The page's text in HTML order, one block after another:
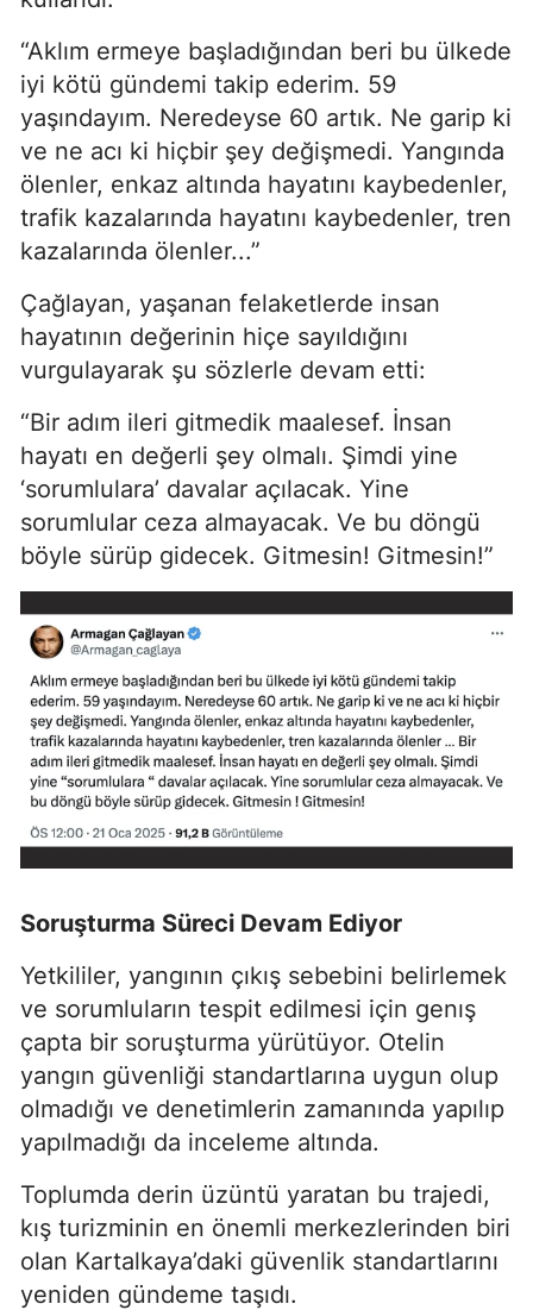
“Aklım ermeye başladığından beri bu ülkede
iyi kötü gündemi takip ederim. 59
yaşındayım. Neredeyse 60 artık. Ne garip ki
ve ne acı ki hiçbir şey değişmedi. Yangında
ölenler, enkaz altında hayatını kaybedenler,
trafik kazalarında hayatını kaybedenler, tren
kazalarında ölenler...”
Çağlayan, yaşanan felaketlerde insan
hayatının değerinin hiçe sayıldığını
vurgulayarak şu sözlerle devam etti:
“Bir adım ileri gitmedik maalesef. İnsan
hayatı en değerli şey olmalı. Şimdi yine
‘sorumlulara’ davalar açılacak. Yine
sorumlular ceza almayacak. Ve bu döngü
böyle sürüp gidecek. Gitmesin! Gitmesin!”
Soruşturma Süreci Devam Ediyor
Yetkililer, yangının çıkış sebebini belirlemek
ve sorumluların tespit edilmesi için genış
çapta bir soruşturma yürütüyor. Otelin
yangın güvenliği standartlarına uygun olup
olmadığı ve denetimlerin zamanında yapılıp
yapılmadığı da inceleme altında.
Toplumda derin üzüntü yaratan bu trajedi,
kış turizminin en önemli merkezlerinden biri
olan Kartalkaya’daki güvenlik standartlarını
yeniden gündeme taşıdı.